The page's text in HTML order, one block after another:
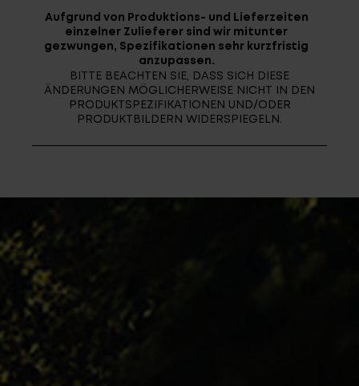
Aufgrund von Produktions- und Lieferzeiten
einzelner Zulieferer sind wir mitunter
gezwungen, Spezifikationen sehr kurzfristig
anzupassen.
BITTE BEACHTEN SIE, DASS SICH DIESE
ÄNDERUNGEN MÖGLICHERWEISE NICHT IN DEN
PRODUKTSPEZIFIKATIONEN UND/ODER
PRODUKTBILDERN WIDERSPIEGELN.